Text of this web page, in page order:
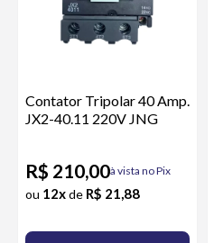
Contator Tripolar 40 Amp.
JX2-40.11 220V JNG
R$ 210,00à vista no Pix
ou 12xde R$ 21,88